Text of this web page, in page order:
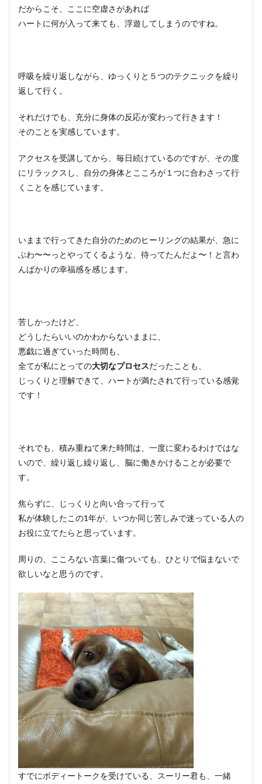
だからこそ、ここに空虚さがあれば
ハートに何が入って来ても、浮遊してしまうのですね。
呼吸を繰り返しながら、ゆっくりと５つのテクニックを繰り
返して行く。
それだけでも、充分に身体の反応が変わって行きます！
そのことを実感しています。
アクセスを受講してから、毎日続けているのですが、その度
にリラックスし、自分の身体とこころが１つに合わさって行
くことを感じています。
いままで行ってきた自分のためのヒーリングの結果が、急に
ぶわ〜〜っとやってくるような、待ってたんだよ〜！と言わ
んばかりの幸福感を感じます。
苦しかったけど、
どうしたらいいのかわからないままに、
悪戯に過ぎていった時間も、
全てが私にとっての大切なプロセスだったことも、
じっくりと理解できて、ハートが満たされて行っている感覚
です！
それでも、積み重ねて来た時間は、一度に変わるわけではな
いので、繰り返し繰り返し、脳に働きかけることが必要で
す。
焦らずに、じっくりと向い合って行って
私が体験したこの1年が、いつか同じ苦しみで迷っている人の
お役に立てたらと思っています。
周りの、こころない言葉に傷ついても、ひとりで悩まないで
欲しいなと思うのです。
すでにボディートークを受けている、スーリー君も、一緒